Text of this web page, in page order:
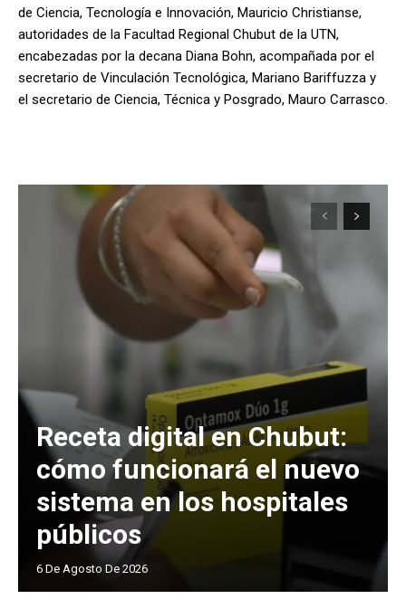
de Ciencia, Tecnología e Innovación, Mauricio Christianse,
autoridades de la Facultad Regional Chubut de la UTN,
encabezadas por la decana Diana Bohn, acompañada por el
secretario de Vinculación Tecnológica, Mariano Bariffuzza y
el secretario de Ciencia, Técnica y Posgrado, Mauro Carrasco.
Receta digital en Chubut:
cómo funcionará el nuevo
sistema en los hospitales
públicos
6 De Agosto De 2026